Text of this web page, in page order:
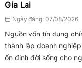
Gia Lai
Ngày đăng: 07/08/2026
Nguồn vốn tín dụng
thành lập doanh
ổn định đời sống cho